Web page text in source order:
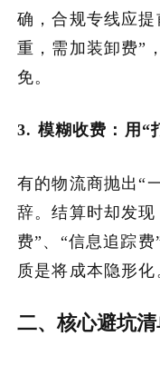
确，合规专线应
重，需加装卸费”
免。
3. 模糊收费：用“
有的物流商抛出“
辞。结算时却发
费”、“信息追踪
质是将成本隐形化
二、核心避坑